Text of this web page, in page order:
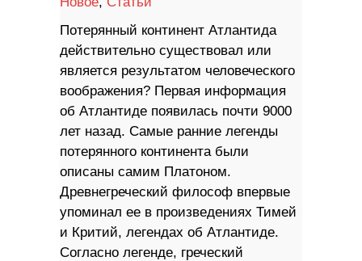
Потерянный континент Атлантида
действительно существовал или
является результатом человеческого
воображения? Первая информация
об Атлантиде появилась почти 9000
лет назад. Самые ранние легенды
потерянного континента были
описаны самим Платоном.
Древнегреческий философ впервые
упоминал ее в произведениях Тимей
и Критий, легендах об Атлантиде.
Согласно легенде, греческий